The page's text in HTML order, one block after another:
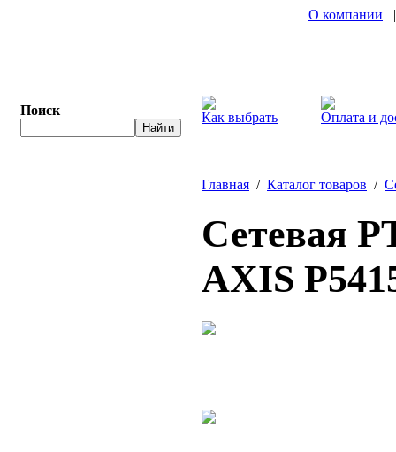
Поиск
О компании
Как выбрать Оплата и
Главная / Каталог товаров /
Сетевая
AXIS